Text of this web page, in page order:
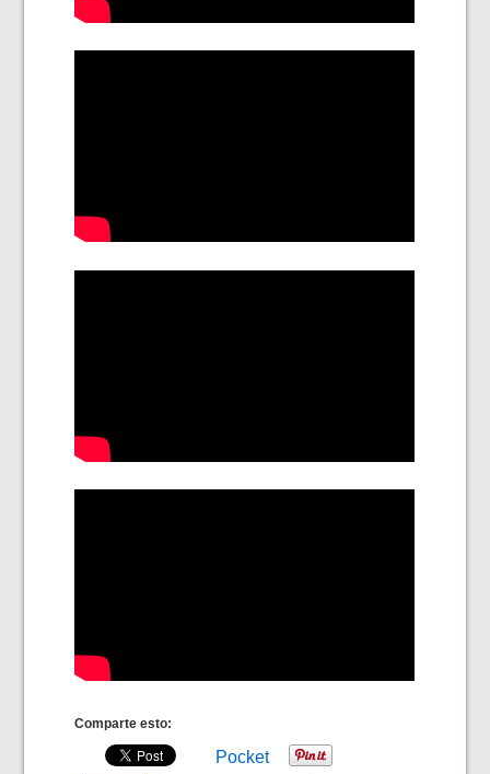
Comparte esto:
Pocket